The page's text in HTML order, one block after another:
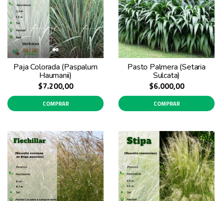
Paja Colorada (Paspalum
Haumanii)
$7.200,00
COMPRAR
Pasto Palmera (Setaria
Sulcata)
$6.000,00
COMPRAR